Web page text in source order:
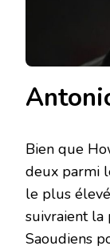
Bien que
deux parmi
le plus
suivraient la
Saoudiens